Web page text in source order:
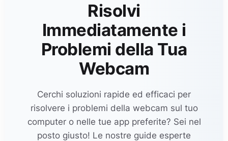
Risolvi
Immediatamente i
Problemi della Tua
Webcam
Cerchi soluzioni rapide ed efficaci per
risolvere i problemi della webcam sul tuo
computer o nelle tue app preferite? Sei nel
posto giusto! Le nostre guide esperte